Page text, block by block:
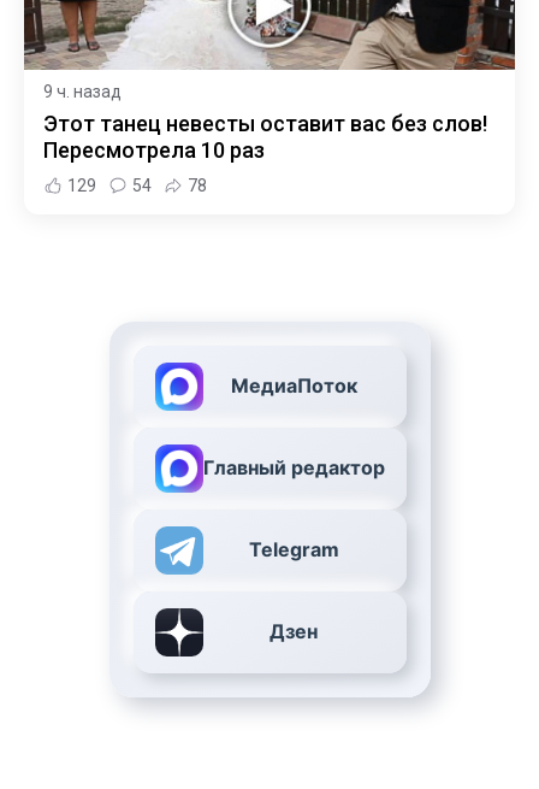
9 ч. назад
Этот танец невесты оставит вас без слов!
Пересмотрела 10 раз
129 54 78
МедиаПоток
Главный редактор
Telegram
Дзен